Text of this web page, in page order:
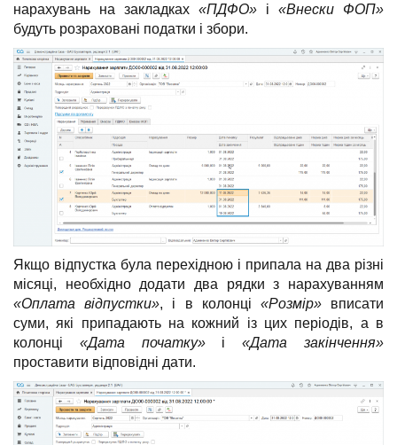
нарахувань на закладках «ПДФО» і «Внески ФОП»
будуть розраховані податки і збори.
Якщо відпустка була перехідною і припала на два різні
місяці, необхідно додати два рядки з нарахуванням
«Оплата відпустки», і в колонці «Розмір»вписати
суми, які припадають на кожний із цих періодів, а в
колонці «Дата початку»і«Дата закінчення»
проставити відповідні дати.